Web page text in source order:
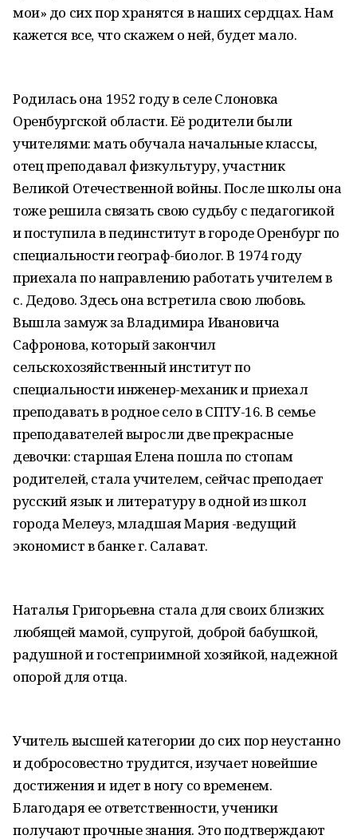
мои» до сих пор хранятся в наших сердцах. Нам
кажется все, что скажем о ней, будет мало.
Родилась она 1952 году в селе Слоновка
Оренбургской области. Её родители были
учителями: мать обучала начальные классы,
отец преподавал физкультуру, участник
Великой Отечественной войны. После школы она
тоже решила связать свою судьбу с педагогикой
и поступила в пединститут в городе Оренбург по
специальности географ-биолог. В 1974 году
приехала по направлению работать учителем в
с. Дедово. Здесь она встретила свою любовь.
Вышла замуж за Владимира Ивановича
Сафронова, который закончил
сельскохозяйственный институт по
специальности инженер-механик и приехал
преподавать в родное село в СПТУ-16. В семье
преподавателей выросли две прекрасные
девочки: старшая Елена пошла по стопам
родителей, стала учителем, сейчас преподает
русский язык и литературу в одной из школ
города Мелеуз, младшая Мария -ведущий
экономист в банке г. Салават.
Наталья Григорьевна стала для своих близких
любящей мамой, супругой, доброй бабушкой,
радушной и гостеприимной хозяйкой, надежной
опорой для отца.
Учитель высшей категории до сих пор неустанно
и добросовестно трудится, изучает новейшие
достижения и идет в ногу со временем.
Благодаря ее ответственности, ученики
получают прочные знания. Это подтверждают